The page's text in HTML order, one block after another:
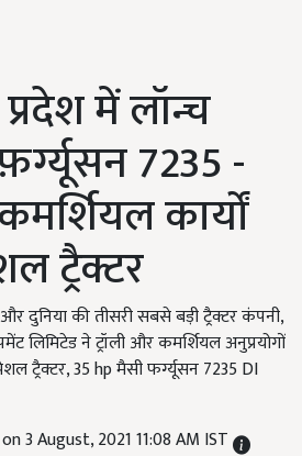
में लॉन्च
7235 -
कार्यों
ट्रैक्टर
और दुनिया की तीसरी सबसे बड़ी ट्रैक्टर कंपनी,
लिमिटेड ने ट्रॉली और कमर्शियल अनुप्रयोगों
ट्रैक्टर, 35 hp मैसी फर्ग्यूसन 7235 DI
3 August, 2021 11:08 AM IST